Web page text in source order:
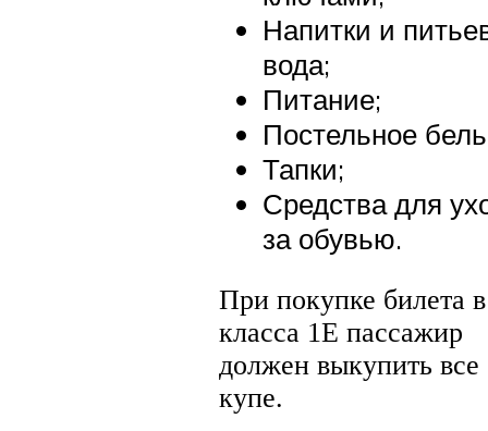
Напитки и
вода;
Питание;
Постельное
Тапки;
Средства для
за обувью.
При покупке билета
класса 1Е пассажир
должен выкупить все
купе.